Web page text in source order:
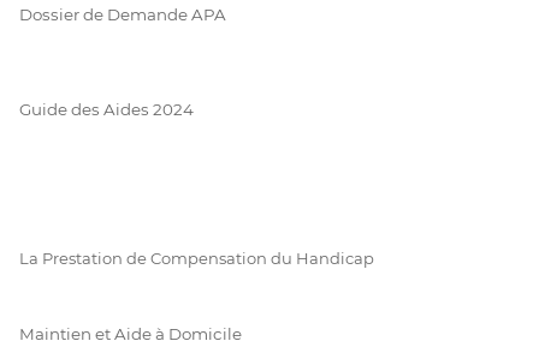
Dossier de Demande APA
Guide des Aides 2024
La Prestation de Compensation du Handicap
Maintien et Aide à Domicile